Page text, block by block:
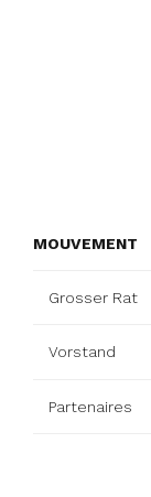
MOUVEMENT
Grosser Rat
Vorstand
Partenaires